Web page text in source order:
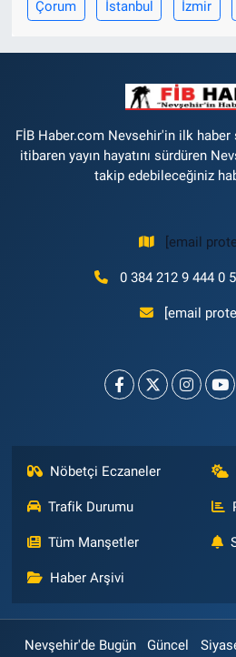
Çorum İstanbul İzmir
FİB Haber.com Nevsehir'in ilk haber
itibaren yayın hayatını sürdüren
takip edebileceğiniz
[email
0 384 212 9 444 0
[email
Nöbetçi Eczaneler
Trafik Durumu
Tüm Manşetler
Haber Arşivi
Nevşehir'de Bugün Güncel
Haberde İnsan